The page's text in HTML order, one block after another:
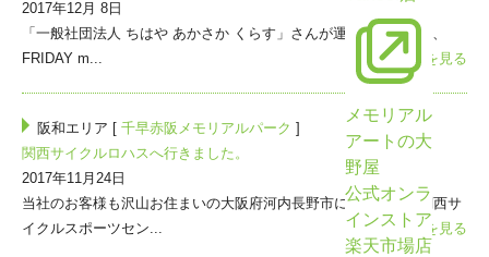
メモリアル
アートの大
野屋
公式オンラ
インストア
楽天市場店
2017年12月 8日
「一般社団法人 ちはや あかさか くらす」さんが運営されている、
FRIDAY m...
>>続きを見る
阪和エリア [ 千早赤阪メモリアルパーク ]
関西サイクルロハスへ行きました。
2017年11月24日
当社のお客様も沢山お住まいの大阪府河内長野市にあります、関西サ
イクルスポーツセン...
>>続きを見る